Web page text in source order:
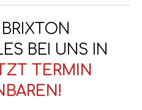
BEI UNS IN
TERMIN